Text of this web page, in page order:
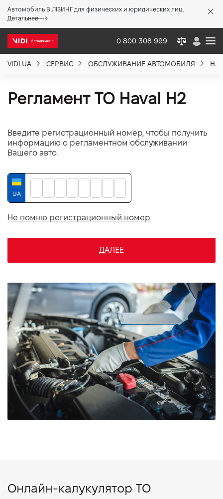
Автомобиль В ЛІЗИНГ для физических и юридических лиц.
Детальнее
0 800 308 999
VIDI.UA СЕРВИС ОБСЛУЖИВАНИЕ АВТОМОБИЛЯ
Регламент ТО Haval H2
Введите регистрационный номер, чтобы получить
информацию о регламентном обслуживании
Вашего авто.
Не помню регистрационный номер
ДАЛЕЕ
Онлайн-калукулятор ТО
Акции %
Новости
Вакансии
Контакты
Підпишись на наш канал та слідкуй за
акціями, послугами та новинками